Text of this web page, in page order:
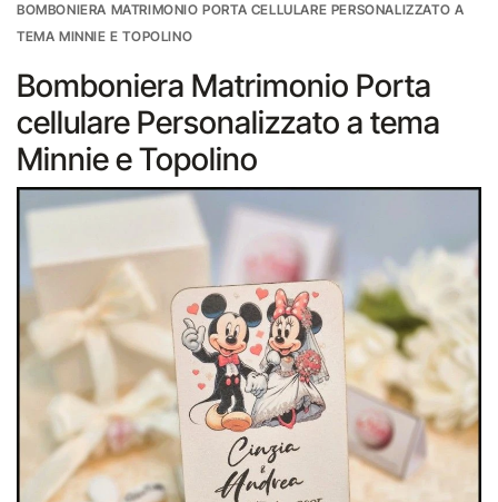
BOMBONIERA MATRIMONIO PORTA CELLULARE PERSONALIZZATO A
TEMA MINNIE E TOPOLINO
Bomboniera Matrimonio Porta
cellulare Personalizzato a tema
Minnie e Topolino